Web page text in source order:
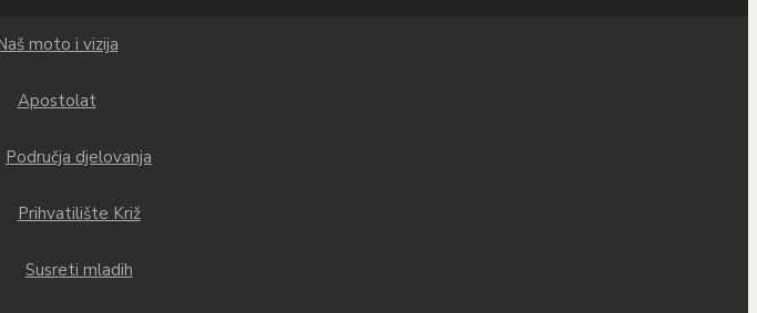
moto i vizija
Apostolat
Područja djelovanja
Prihvatilište Križ
Susreti mladih